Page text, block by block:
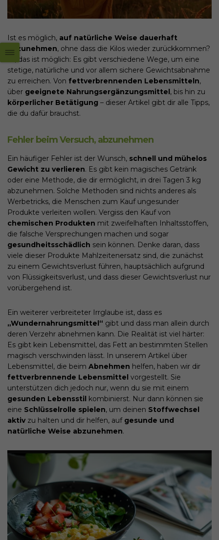
Ist es möglich, auf natürliche Weise dauerhaft
abzunehmen, ohne dass die Kilos wieder zurückkommen?
Ja, das ist möglich: Es gibt verschiedene Wege, um eine
stetige, natürliche und vor allem sichere Gewichtsabnahme
zu erreichen. Von fettverbrennenden Lebensmitteln,
über geeignete Nahrungsergänzungsmittel, bis hin zu
körperlicher Betätigung – dieser Artikel gibt dir alle Tipps,
die du dafür brauchst.
Fehler beim Versuch, abzunehmen
Ein häufiger Fehler ist der Wunsch, schnell und mühelos
Gewicht zu verlieren. Es gibt kein magisches Getränk
oder eine Methode, die dir ermöglicht, in drei Tagen 3 kg
abzunehmen. Solche Methoden sind nichts anderes als
Werbetricks, die Menschen zum Kauf ungesunder
Produkte verleiten wollen. Vergiss den Kauf von
chemischen Produkten mit zweifelhaften Inhaltsstoffen,
die falsche Versprechungen machen und sogar
gesundheitsschädlich sein können. Denke daran, dass
viele dieser Produkte Mahlzeitenersatz sind, die zunächst
zu einem Gewichtsverlust führen, hauptsächlich aufgrund
von Flüssigkeitsverlust, und dass dieser Gewichtsverlust nur
vorübergehend ist.
Ein weiterer verbreiteter Irrglaube ist, dass es
„Wundernahrungsmittel“ gibt und dass man allein durch
deren Verzehr abnehmen kann. Die Realität ist viel härter:
Es gibt kein Lebensmittel, das Fett an bestimmten Stellen
magisch verschwinden lässt. In unserem Artikel über
Lebensmittel, die beim Abnehmen helfen, haben wir dir
fettverbrennende Lebensmittel vorgestellt. Sie
unterstützen dich jedoch nur, wenn du sie mit einem
gesunden Lebensstil kombinierst. Nur dann können sie
eine Schlüsselrolle spielen, um deinen Stoffwechsel
aktivzu halten und dir helfen, auf gesunde und
natürliche Weise abzunehmen.